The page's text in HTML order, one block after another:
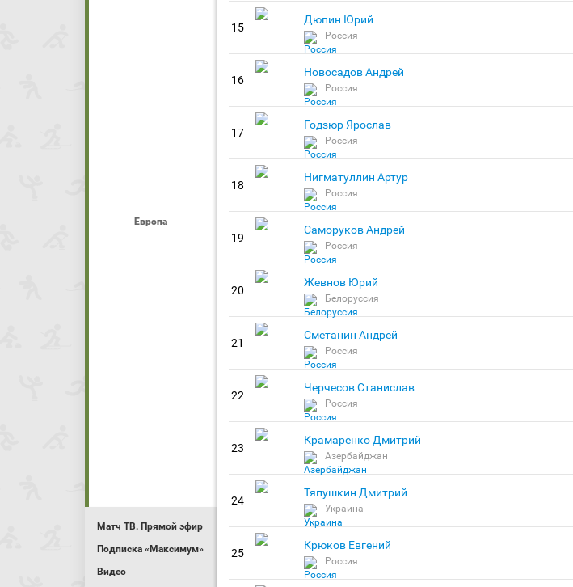
Европа
Матч ТВ. Прямой эфир
Подписка «Максимум»
Видео
15
Дюпин Юрий
Россия
16
Новосадов Андрей
Россия
17
Годзюр Ярослав
Россия
18
Нигматуллин Артур
Россия
19
Саморуков Андрей
Россия
20
Жевнов Юрий
Белоруссия
21
Сметанин Андрей
Россия
22
Черчесов Станислав
Россия
23
Крамаренко Дмитрий
Азербайджан
24
Тяпушкин Дмитрий
Украина
25
Крюков Евгений
Россия